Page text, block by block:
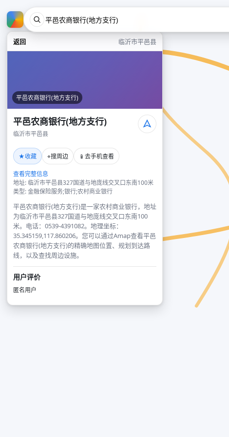
返回 临沂市平邑县
平邑农商银行(地方支行)
平邑农商银行(地方支行)
临沂市平邑县
★收藏 ⌖搜周边 📱 去手机查看
查看完整信息
地址: 临沂市平邑县327国道与地庞线交叉口东南100米
类型: 金融保险服务;银行;农村商业银行
平邑农商银行(地方支行)是一家农村商业银行，地址
为临沂市平邑县327国道与地庞线交叉口东南100
米。电话：0539-4391082。地理坐标：
35.345159,117.860206。您可以通过Amap查看平邑
农商银行(地方支行)的精确地图位置、规划到达路
线，以及查找周边设施。
用户评价
匿名用户